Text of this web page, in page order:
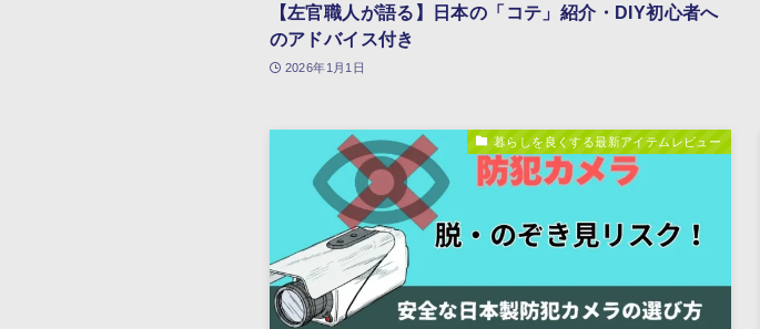
【左官職人が語る】日本の「コテ」紹介・DIY初心者へ
のアドバイス付き
2026年1月1日
暮らしを良くする最新アイテムレビュー